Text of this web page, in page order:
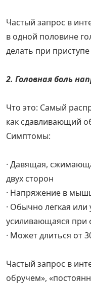
Частый запрос в
в одной половине
делать при
2. Головная боль
Что это: Самый
как сдавливающий
Симптомы:
· Давящая,
двух сторон
· Напряжение в
· Обычно легкая
усиливающаяся при
· Может длиться от
Частый запрос в
обручем»,